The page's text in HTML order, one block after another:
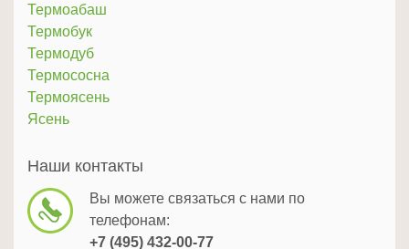
Термоабаш
Термобук
Термодуб
Термососна
Термоясень
Ясень
Наши контакты
Вы можете связаться с нами по
телефонам:
+7 (495) 432-00-77